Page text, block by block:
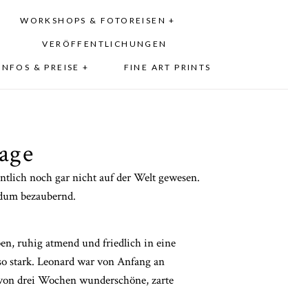
WORKSHOPS & FOTOREISEN +
VERÖFFENTLICHUNGEN
& PREISE + FINE ART PRINTS
noch gar nicht auf der Welt gewesen.
bezaubernd.
ruhig atmend und friedlich in eine
stark. Leonard war von Anfang an
drei Wochen wunderschöne, zarte